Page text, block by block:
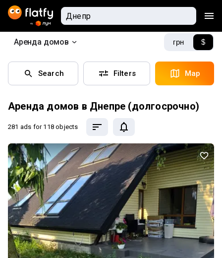
Aренда домов грн $
Search Filters Map
Аренда домов в Днепре (долгосрочно)
281 ads for 118 objects